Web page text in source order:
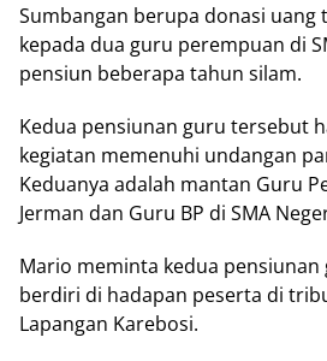
Sumbangan berupa donasi uang
kepada dua guru perempuan di
pensiun beberapa tahun silam.
Kedua pensiunan guru tersebut
kegiatan memenuhi undangan
Keduanya adalah mantan Guru
Jerman dan Guru BP di SMA
Mario meminta kedua
berdiri di hadapan peserta di
Lapangan Karebosi.